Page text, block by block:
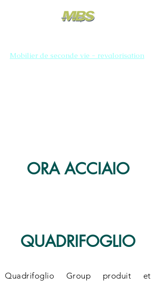
Mobilier de seconde vie - revalorisation
ORA ACCIAIO
QUADRIFOGLIO
Quadrifoglio Group produit et